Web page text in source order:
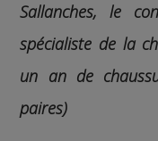
Sallanches, le
spécialiste de la
un an de
paires)